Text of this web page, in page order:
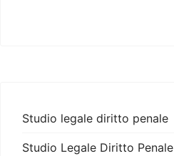
Studio legale diritto penale
Studio Legale Diritto Penale